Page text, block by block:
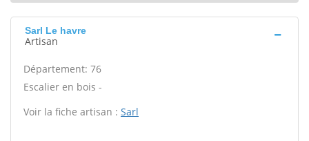
Sarl Le havre
Artisan
Département: 76
Escalier en bois -
Voir la fiche artisan : Sarl